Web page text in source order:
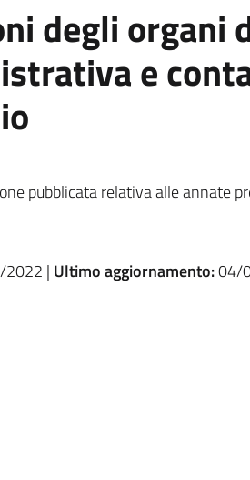
degli organi
e
pubblicata relativa alle annate
| Ultimo aggiornamento:04/